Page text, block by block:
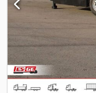
Edscha - Lifting axle -
condition! german
Djdpfxszti Nrs Acpsck
2,76m - ABS/EBS -
: 385/65R22.5 Bon
Irrtümer und
Gewähr.